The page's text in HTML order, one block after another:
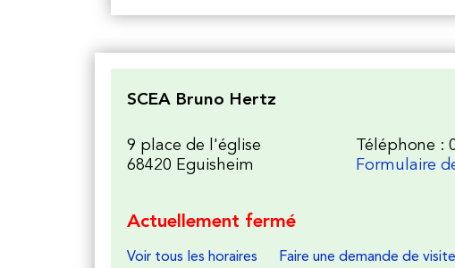
SCEA Bruno Hertz
9 place de l'église
68420 Eguisheim
Téléphone :
Formulaire
Actuellement fermé
Voir tous les horaires Faire une demande de visite